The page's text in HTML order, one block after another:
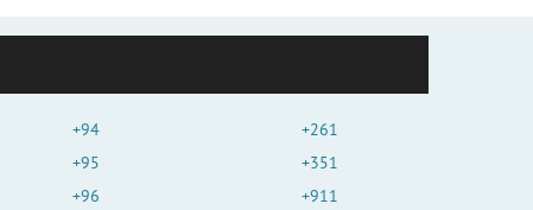
+94
+95
+96
+261
+351
+911